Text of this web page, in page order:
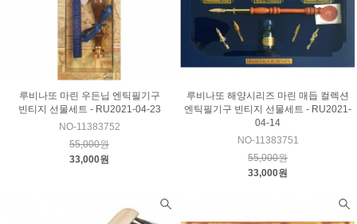
루비나또 마린 우든닙 엔틱필기구
빈티지 선물세트 - RU2021-04-23
NO-11383752
55,000원
33,000원
루비나또 해양시리즈 마린 매듭 컬렉션
엔틱필기구 빈티지 선물세트 - RU2021-
04-14
NO-11383751
55,000원
33,000원